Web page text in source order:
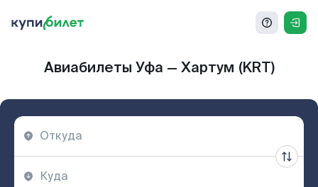
Авиабилеты Уфа — Хартум (KRT)